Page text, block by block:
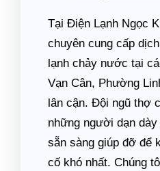
Tại Điện Lạnh Ngọc
chuyên cung cấp
lạnh chảy nước tại
Vạn Cân, Phường
lân cận. Đội ngũ thợ
những người dạn
sẵn sàng giúp đỡ để
cố khó nhất. Chúng